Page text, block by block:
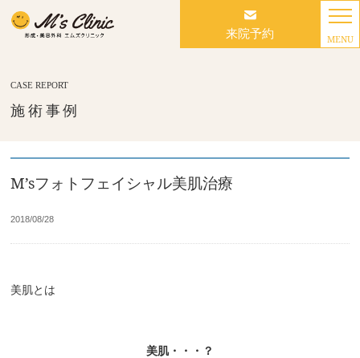
来院予約 MENU
CASE REPORT
施術事例
M’sフォトフェイシャル美肌治療
2018/08/28
美肌とは
美肌・・・？